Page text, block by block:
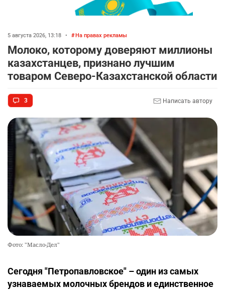
5 августа 2026, 13:18 • На правах рекламы
Молоко, которому доверяют миллионы
казахстанцев, признано лучшим
товаром Северо-Казахстанской области
3 Написать автору
Фото: "Масло-Дел"
Сегодня "Петропавловское" – один из самых
узнаваемых молочных брендов и единственное